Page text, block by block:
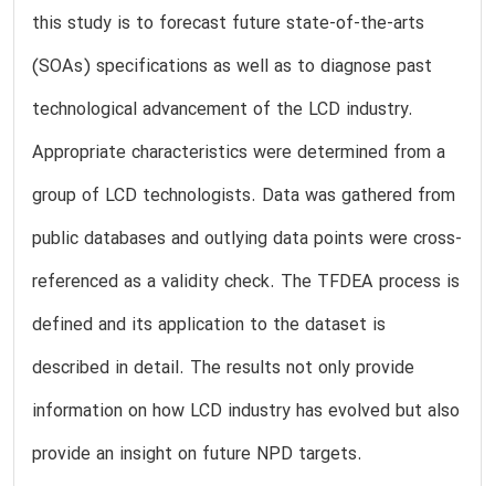
this study is to forecast future state-of-the-arts
(SOAs) specifications as well as to diagnose past
technological advancement of the LCD industry.
Appropriate characteristics were determined from a
group of LCD technologists. Data was gathered from
public databases and outlying data points were cross-
referenced as a validity check. The TFDEA process is
defined and its application to the dataset is
described in detail. The results not only provide
information on how LCD industry has evolved but also
provide an insight on future NPD targets.